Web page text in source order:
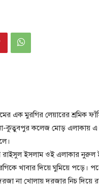
এক মুরগির লেয়ারের শ্রমিক
কলেজ মোড় এলাকায় এ
রাইসুল ইসলাম ওই এলাকার নুরুল
খাবার দিয়ে ঘুমিয়ে পড়ে।
না খোলায় দরজার নিচ দিয়ে